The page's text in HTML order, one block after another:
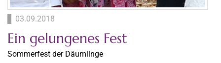
03.09.2018
Ein gelungenes Fest
Sommerfest der Däumlinge